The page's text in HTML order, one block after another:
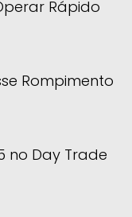
Rápido
Rompimento
no Day Trade